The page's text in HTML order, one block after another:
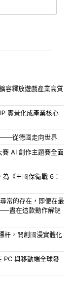
容釋放遊戲產業高質
實景化成產業核心
從德國走向世界
賽 AI 創作主題賽全面
《王國保衛戰 6：
常的存在，即便在最
盡在這款動作解謎
杆，開創國漫實體化
PC 與移動端全球發